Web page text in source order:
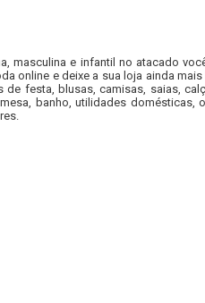
masculina e infantil no atacado
online e deixe a sua loja ainda
de festa, blusas, camisas, saias,
banho, utilidades domésticas,